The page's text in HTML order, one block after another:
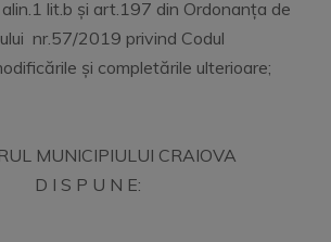
lit.b și art.197 din Ordonanța de
nr.57/2019 privind Codul
și completările ulterioare;
MUNICIPIULUI CRAIOVA
D I S P U N E: